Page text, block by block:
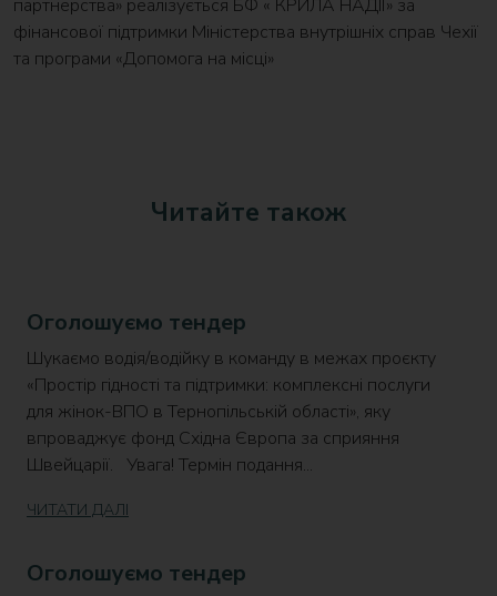
партнерства» реалізується БФ « КРИЛА НАДІЇ» за
фінансової підтримки Міністерства внутрішніх справ Чехії
та програми «Допомога на місці»
Читайте також
Оголошуємо тендер
Шукаємо водія/водійку в команду в межах проєкту
«Простір гідності та підтримки: комплексні послуги
для жінок-ВПО в Тернопільській області», яку
впроваджує фонд Східна Європа за сприяння
Швейцарії. Увага! Термін подання...
ЧИТАТИ ДАЛІ
Оголошуємо тендер